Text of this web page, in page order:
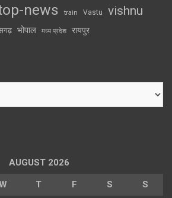
news train Vastu vishnu
भोपाल मध्य प्रदेश रायपुर
AUGUST 2026
W T F S S